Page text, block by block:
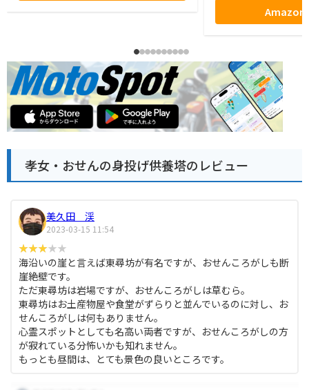
Amazon
孝女・おせんの身投げ供養塔のレビュー
美久田 渓
2023-03-15 11:54
海沿いの崖と言えば東尋坊が有名ですが、おせんころがしも断
崖絶壁です。
ただ東尋坊は岩場ですが、おせんころがしは草むら。
東尋坊はお土産物屋や食堂がずらりと並んでいるのに対し、お
せんころがしは何もありません。
心霊スポットとしても名高い両者ですが、おせんころがしの方
が寂れている分怖いかも知れません。
もっとも昼間は、とても景色の良いところです。